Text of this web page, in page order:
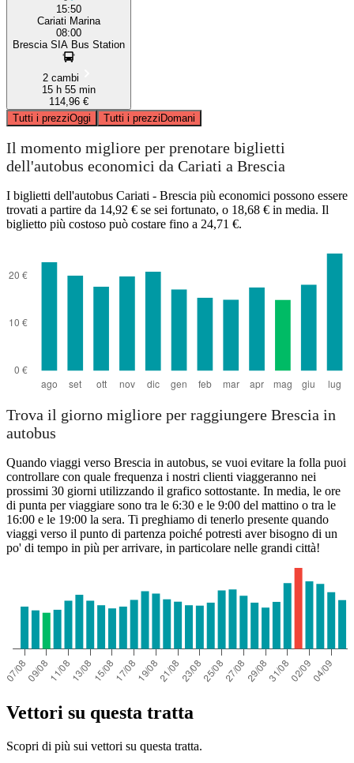
15:50
Cariati Marina
08:00
Brescia SIA Bus Station
2 cambi
15 h 55 min
114,96 €
Tutti i prezziOggi Tutti i prezziDomani
Il momento migliore per prenotare biglietti
dell'autobus economici da Cariati a Brescia
I biglietti dell'autobus Cariati - Brescia più economici possono essere
trovati a partire da 14,92 € se sei fortunato, o 18,68 € in media. Il
biglietto più costoso può costare fino a 24,71 €.
Trova il giorno migliore per raggiungere Brescia in
autobus
Quando viaggi verso Brescia in autobus, se vuoi evitare la folla puoi
controllare con quale frequenza i nostri clienti viaggeranno nei
prossimi 30 giorni utilizzando il grafico sottostante. In media, le ore
di punta per viaggiare sono tra le 6:30 e le 9:00 del mattino o tra le
16:00 e le 19:00 la sera. Ti preghiamo di tenerlo presente quando
viaggi verso il punto di partenza poiché potresti aver bisogno di un
po' di tempo in più per arrivare, in particolare nelle grandi città!
Vettori su questa tratta
Scopri di più sui vettori su questa tratta.